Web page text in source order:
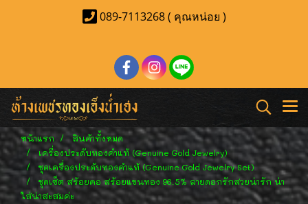
089-7113268 ( คุณหน่อย )
หน้าแรก
สินค้าทั้งหมด
เครื่องประดับทองคำแท้ (Genuine Gold Jewelry)
ชุดเครื่องประดับทองคำแท้ (Genuine Gold Jewelry Set)
ชุดเซ็ต สร้อยคอ สร้อยแขนทอง 96.5% ลายดอกรักสวยน่ารัก น่า
ใส่น่าสะสมค่ะ